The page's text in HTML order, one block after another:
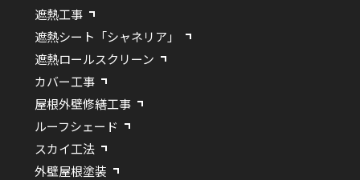
遮熱工事
遮熱シート「シャネリア」
遮熱ロールスクリーン
カバー工事
屋根外壁修繕工事
ルーフシェード
スカイ工法
外壁屋根塗装